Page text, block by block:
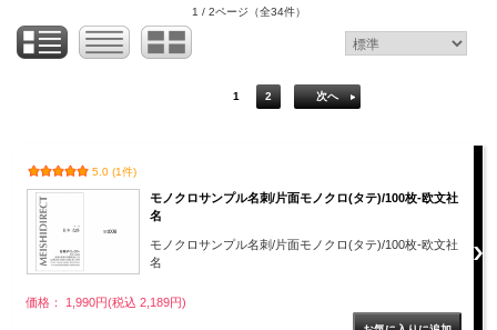
1 / 2ページ （全34件）
1 2 次へ
5.0 (1件)
モノクロサンプル名刺/片面モノクロ(タテ)/100枚-欧文社
名
モノクロサンプル名刺/片面モノクロ(タテ)/100枚-欧文社
名
価格： 1,990円(税込 2,189円)